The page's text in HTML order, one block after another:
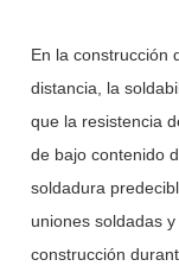
En la construcción
distancia, la
que la resistencia
de bajo contenido
soldadura
uniones soldadas
construcción